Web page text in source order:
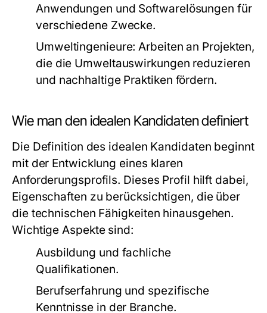
Anwendungen und Softwarelösungen für
verschiedene Zwecke.
Umweltingenieure: Arbeiten an Projekten,
die die Umweltauswirkungen reduzieren
und nachhaltige Praktiken fördern.
Wie man den idealen Kandidaten definiert
Die Definition des idealen Kandidaten beginnt
mit der Entwicklung eines klaren
Anforderungsprofils. Dieses Profil hilft dabei,
Eigenschaften zu berücksichtigen, die über
die technischen Fähigkeiten hinausgehen.
Wichtige Aspekte sind:
Ausbildung und fachliche
Qualifikationen.
Berufserfahrung und spezifische
Kenntnisse in der Branche.